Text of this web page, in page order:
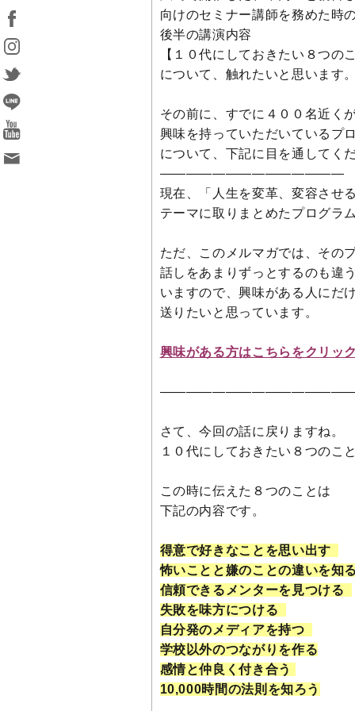
向けのセミナー講師を務めた時
後半の講演内容
【１０代にしておきたい８つの
について、触れたいと思います
その前に、すでに４００名近く
興味を持っていただいているプ
について、下記に目を通してく
——————————————
現在、「人生を変革、変容させ
テーマに取りまとめたプログラ
ただ、このメルマガでは、その
話しをあまりずっとするのも違
いますので、興味がある人にだ
送りたいと思っています。
興味がある方はこちらをクリッ
さて、今回の話に戻りますね。
１０代にしておきたい８つのこ
この時に伝えた８つのことは
下記の内容です。
得意で好きなことを思い出す
怖いことと嫌のことの違いを知
信頼できるメンターを見つける
失敗を味方につける
自分発のメディアを持つ
学校以外のつながりを作る
感情と仲良く付き合う
10,000時間の法則を知ろう